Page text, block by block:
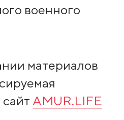
военного
материалов
AMUR.LIFE